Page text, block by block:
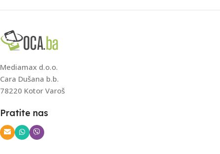
Mediamax d.o.o.
Cara Dušana b.b.
78220 Kotor Varoš
Pratite nas